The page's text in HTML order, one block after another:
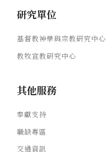
研究單位
基督教神學與宗教研究中心
教牧宣教研究中心
其他服務
奉獻支持
職缺專區
交通資訊